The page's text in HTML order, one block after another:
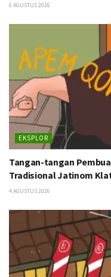
6 AGUSTUS 2026
EKSPLOR
Tangan-tangan
Tradisional Jatinom
4 AGUSTUS 2026